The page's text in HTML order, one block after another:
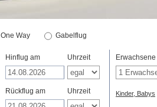
One Way Gabelflug
Hinflug am Uhrzeit
Rückflug am Uhrzeit
Erwachsene
Kinder, Babys